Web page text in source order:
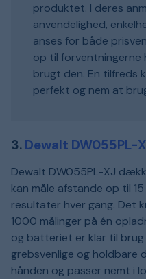
produktet. I deres
anvendelighed,
anses for både
op til forventningerne
brugt den. En tilfreds
perfekt og nem at
3. Dewalt DW055PL-
Dewalt DW055PL-XJ
kan måle afstande op til
resultater hver gang. Det
1000 målinger på én
og batteriet er klar til brug
grebsvenlige og holdbare
hånden og passer nemt i